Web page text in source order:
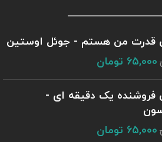
قدرت من هستم - جوئل اوستین
65,000 تومان
یک دقیقه ای -
65,000 تومان